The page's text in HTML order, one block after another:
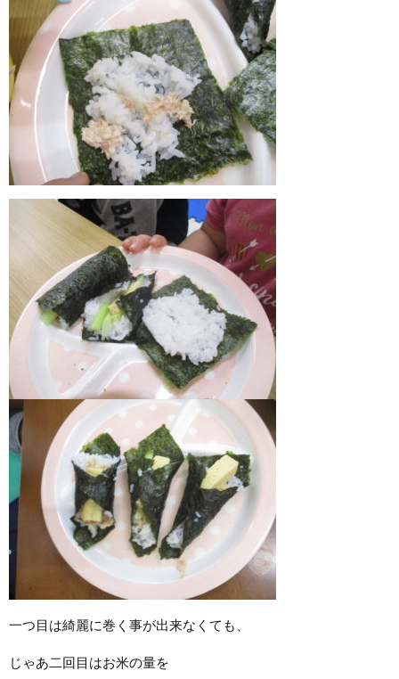
一つ目は綺麗に巻く事が出来なくても、
じゃあ二回目はお米の量を